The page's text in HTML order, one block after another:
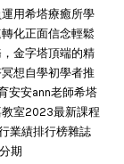
用希塔療癒所學
化正面信念輕鬆
金字塔頂端的精
想自學初學者推
安安ann老師希塔
室2023最新課程
業績排行榜雜誌
期